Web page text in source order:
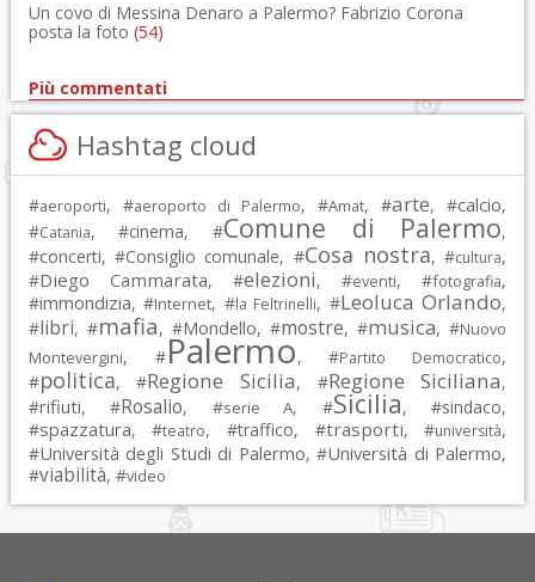
Un covo di Messina Denaro a Palermo? Fabrizio Corona
posta la foto (54)
Più commentati
Hashtag cloud
#aeroporti, #aeroporto di Palermo, #Amat, #arte, #calcio,
#Catania, #cinema, #Comune di Palermo,
#concerti, #Consiglio comunale, #Cosa nostra, #cultura,
#Diego Cammarata, #elezioni, #eventi, #fotografia,
#immondizia, #Internet, #la Feltrinelli, #Leoluca Orlando,
#libri, #mafia, #Mondello, #mostre, #musica, #Nuovo
Montevergini, #Palermo, #Partito Democratico,
#politica, #Regione Sicilia, #Regione Siciliana,
#rifiuti, #Rosalio, #serie A, #Sicilia, #sindaco,
#spazzatura, #teatro, #traffico, #trasporti, #università,
#Università degli Studi di Palermo, #Università di Palermo,
#viabilità, #video